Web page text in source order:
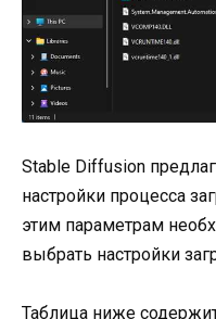
Stable Diffusion
настройки процесса
этим параметрам
выбрать настройки
Таблица ниже